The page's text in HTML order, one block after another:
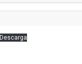
Descarga